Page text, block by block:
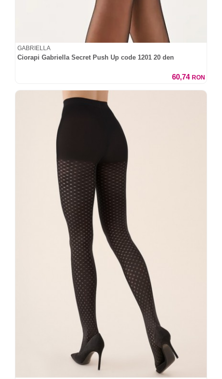
GABRIELLA
Ciorapi Gabriella Secret Push Up code 1201 20 den
60,74 RON